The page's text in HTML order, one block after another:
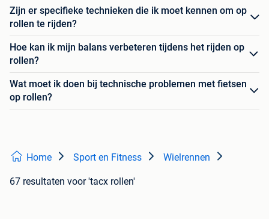
Zijn er specifieke technieken die ik moet kennen om op
rollen te rijden?
Hoe kan ik mijn balans verbeteren tijdens het rijden op
rollen?
Wat moet ik doen bij technische problemen met fietsen
op rollen?
Home Sport en Fitness Wielrennen
67 resultaten voor 'tacx rollen'